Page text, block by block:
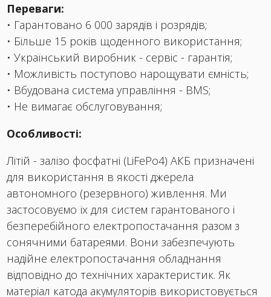
Переваги:
• Гарантовано 6 000 зарядів і розрядів;
• Більше 15 років щоденного використання;
• Український виробник - сервіс - гарантія;
• Можливість поступово нарощувати ємність;
• Вбудована система управління - BMS;
• Не вимагає обслуговування;
Особливості:
Літій - залізо фосфатні (LiFePo4) АКБ призначені
для використання в якості джерела
автономного (резервного) живлення. Ми
застосовуємо їх для систем гарантованого і
безперебійного електропостачання разом з
сонячними батареями. Вони забезпечують
надійне електропостачання обладнання
відповідно до технічних характеристик. Як
матеріал катода акумуляторів використовується